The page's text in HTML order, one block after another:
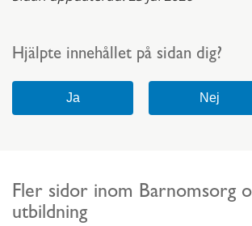
Hjälpte innehållet på sidan dig?
Fler sidor inom Barnomsorg
utbildning